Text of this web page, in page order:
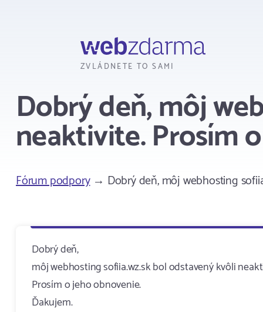
ZVLÁDNETE TO SAMI
Dobrý deň, môj
neaktivite. Prosím
Fórum podpory→ Dobrý deň, môj webhosting
Dobrý deň,
môj webhosting sofiia.wz.sk bol odstavený kvôli
Prosím o jeho obnovenie.
Ďakujem.